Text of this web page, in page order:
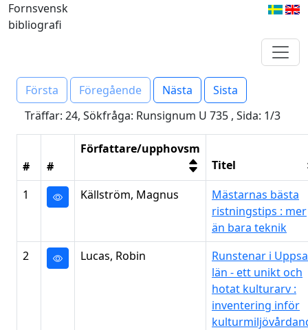
Fornsvensk
bibliografi
Första Föregående Nästa
Sista
Träffar: 24, Sökfråga: Runsignum U 735 , Sida: 1/3
# #
Författare/upphovsm
Titel
1
Källström, Magnus
Mästarnas bästa
ristningstips : mer
än bara teknik
2
Lucas, Robin
Runstenar i
län - ett unikt och
hotat kulturarv :
inventering inför